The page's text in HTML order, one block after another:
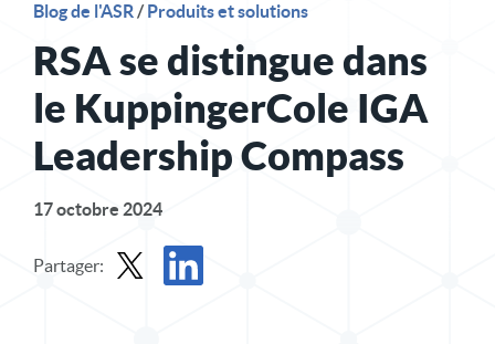
Blog de l'ASR/Produits et solutions
RSA se distingue dans
le KuppingerCole IGA
Leadership Compass
17 octobre 2024
Partager: